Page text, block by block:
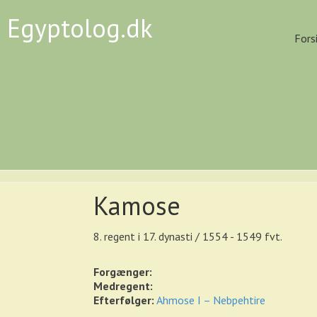
Egyptolog.dk
Kamose
8. regent i 17. dynasti / 1554 - 1549 fvt.
Forgænger:
Medregent:
Efterfølger: Ahmose I – Nebpehtire